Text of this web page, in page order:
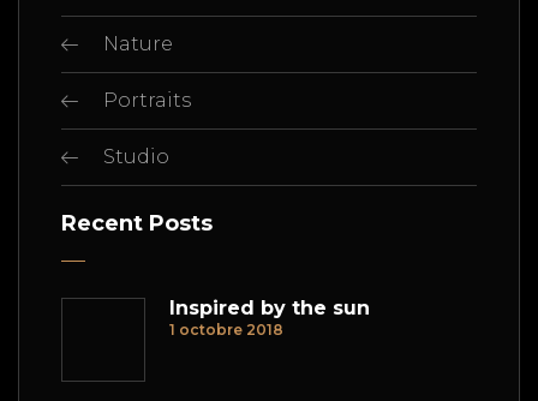
Nature
Portraits
Studio
Recent Posts
Inspired by the sun
1 octobre 2018